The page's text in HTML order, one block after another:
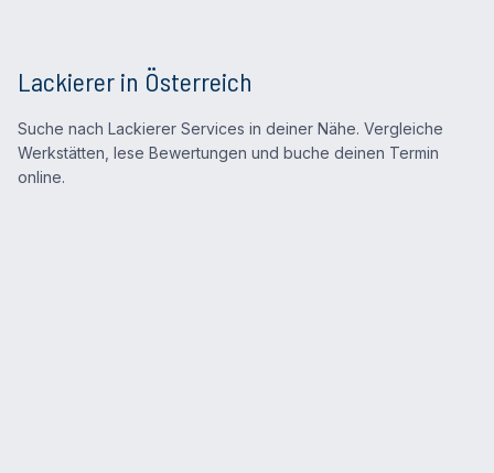
Lackierer in Österreich
Suche nach Lackierer Services in deiner Nähe. Vergleiche
Werkstätten, lese Bewertungen und buche deinen Termin
online.